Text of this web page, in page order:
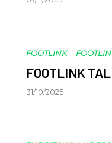
FOOTLINK
FOOTLINK
31/10/2025